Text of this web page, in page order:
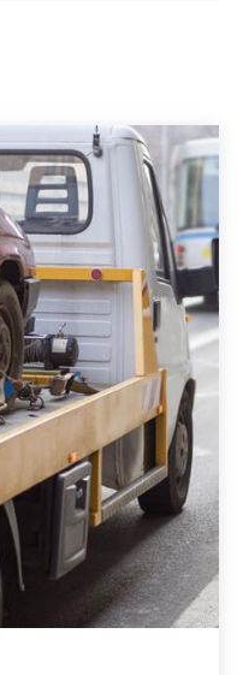
uw sloopauto te
de Sloopauto
Wij kunnen uw
. Neem telefonisch
Wilt u
offerte
Vul uw
van auto's van
Audi, BMW,
Honda, Hyundai,
Nissan, Opel,
Skoda, Suzuki, Tesla,